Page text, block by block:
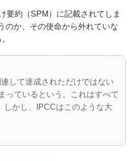
約（SPM）に記載されてしま
のか、その使命から外れていな
して達成されただけではない
っているという。これはすべて
しかし、IPCCはこのような大